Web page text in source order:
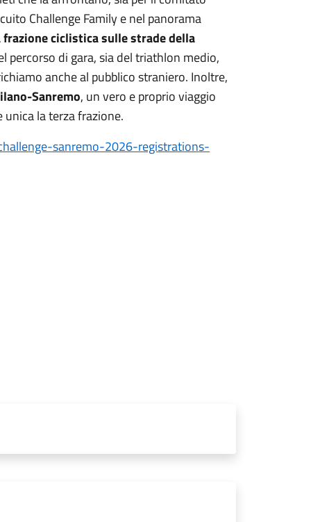
Challenge Family e nel panorama
ciclistica sulle strade della
percorso di gara, sia del triathlon medio,
anche al pubblico straniero. Inoltre,
Sanremo, un vero e proprio viaggio
la terza frazione.
sanremo-2026-registrations-